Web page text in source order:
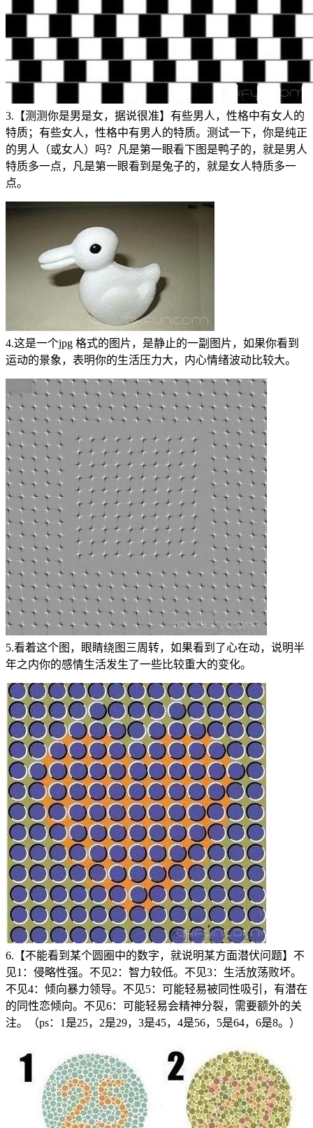
3.【测测你是男是女，据说很准】有些男人，性格中有女人的
特质；有些女人，性格中有男人的特质。测试一下，你是纯正
的男人（或女人）吗？凡是第一眼看下图是鸭子的，就是男人
特质多一点，凡是第一眼看到是兔子的，就是女人特质多一
点。
4.这是一个jpg 格式的图片，是静止的一副图片，如果你看到
运动的景象，表明你的生活压力大，内心情绪波动比较大。
5.看着这个图，眼睛绕图三周转，如果看到了心在动，说明半
年之内你的感情生活发生了一些比较重大的变化。
6.【不能看到某个圆圈中的数字，就说明某方面潜伏问题】不
见1：侵略性强。不见2：智力较低。不见3：生活放荡败坏。
不见4：倾向暴力领导。不见5：可能轻易被同性吸引，有潜在
的同性恋倾向。不见6：可能轻易会精神分裂，需要额外的关
注。（ps：1是25，2是29，3是45，4是56，5是64，6是8。）